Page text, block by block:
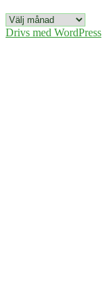
Arkiv
Drivs med WordPress